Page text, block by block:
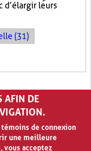
d’élargir leurs
(31)
AFIN DE
de connexion
une meilleure
vous acceptez